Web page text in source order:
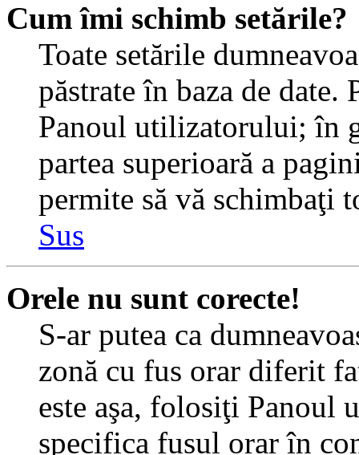
Cum îmi schimb setările?
Toate setările
păstrate în baza de
Panoul utilizatorului; în
partea superioară a
permite să vă schimbaţi
Sus
Orele nu sunt corecte!
S-ar putea ca
zonă cu fus orar diferit
este aşa, folosiţi Panoul
specifica fusul orar în